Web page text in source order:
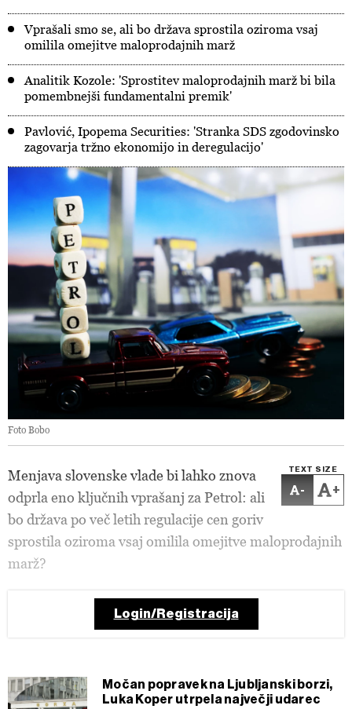
Vprašali smo se, ali bo država sprostila oziroma vsaj
omilila omejitve maloprodajnih marž
Analitik Kozole: 'Sprostitev maloprodajnih marž bi bila
pomembnejši fundamentalni premik'
Pavlović, Ipopema Securities: 'Stranka SDS zgodovinsko
zagovarja tržno ekonomijo in deregulacijo'
Foto Bobo
TEXT SIZE
- +
Menjava slovenske vlade bi lahko znova
odprla eno ključnih vprašanj za Petrol: ali
bo država po več letih regulacije cen goriv
sprostila oziroma vsaj omilila omejitve maloprodajnih
marž?
Login/Registracija
Močan popravek na Ljubljanski borzi,
Luka Koper utrpela največji udarec